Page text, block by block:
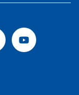
Youtube